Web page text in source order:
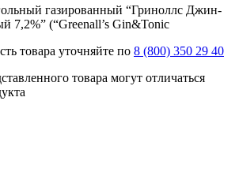
газированный “Гриноллс Джин-
7,2%” (“Greenall’s Gin&Tonic
товара уточняйте по 8 (800) 350 29 40
товара могут отличаться